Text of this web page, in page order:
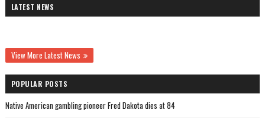
LATEST NEWS
View More Latest News
POPULAR POSTS
Native American gambling pioneer Fred Dakota dies at 84